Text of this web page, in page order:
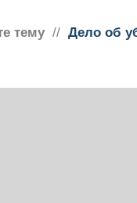
тему // Дело об